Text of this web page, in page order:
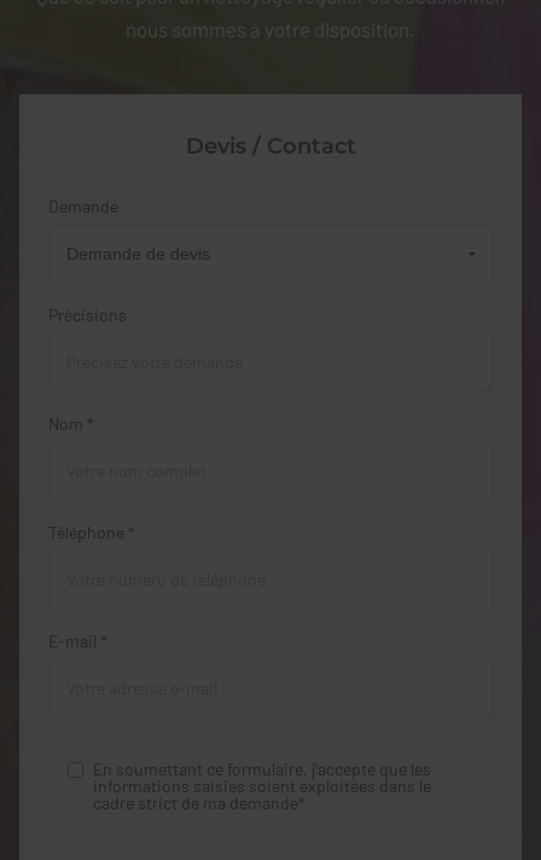
nous sommes à votre disposition.
Devis / Contact
Demande
Précisions
Nom *
Téléphone *
E-mail *
En soumettant ce formulaire, j'accepte que les
informations saisies soient exploitées dans le
cadre strict de ma demande*